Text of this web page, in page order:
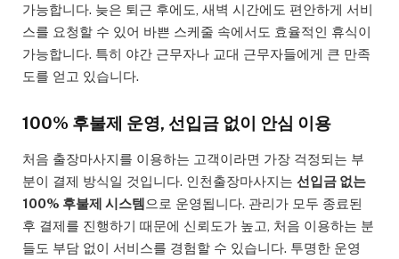
가능합니다. 늦은 퇴근 후에도, 새벽 시간에도 편안하게 서비
스를 요청할 수 있어 바쁜 스케줄 속에서도 효율적인 휴식이
가능합니다. 특히 야간 근무자나 교대 근무자들에게 큰 만족
도를 얻고 있습니다.
100% 후불제 운영, 선입금 없이 안심 이용
처음 출장마사지를 이용하는 고객이라면 가장 걱정되는 부
분이 결제 방식일 것입니다. 인천출장마사지는 선입금 없는
100% 후불제 시스템 으로 운영됩니다. 관리가 모두 종료된
후 결제를 진행하기 때문에 신뢰도가 높고, 처음 이용하는 분
들도 부담 없이 서비스를 경험할 수 있습니다. 투명한 운영